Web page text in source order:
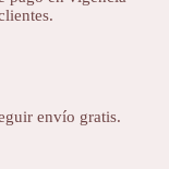
envío gratis.